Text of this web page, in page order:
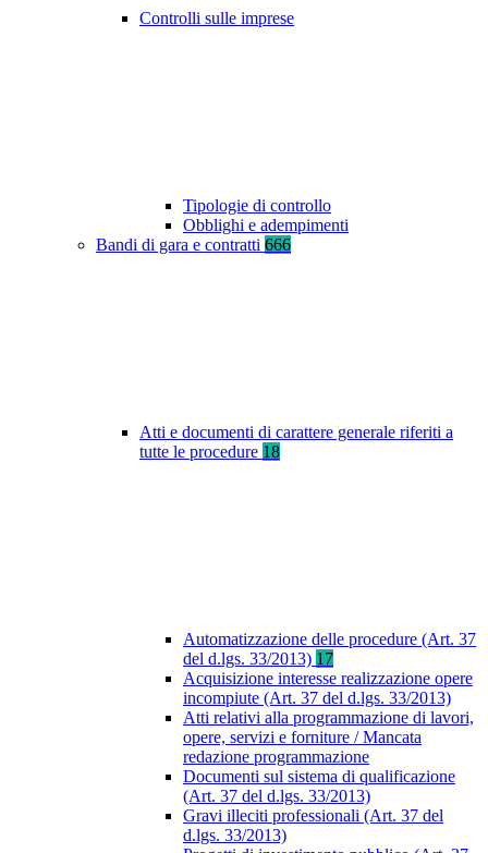
Controlli sulle imprese
Tipologie di controllo
Obblighi e adempimenti
Bandi di gara e contratti 666
Atti e documenti di carattere generale riferiti a
tutte le procedure 18
Automatizzazione delle procedure (Art. 37
del d.lgs. 33/2013) 17
Acquisizione interesse realizzazione opere
incompiute (Art. 37 del d.lgs. 33/2013)
Atti relativi alla programmazione di lavori,
opere, servizi e forniture / Mancata
redazione programmazione
Documenti sul sistema di qualificazione
(Art. 37 del d.lgs. 33/2013)
Gravi illeciti professionali (Art. 37 del
d.lgs. 33/2013)